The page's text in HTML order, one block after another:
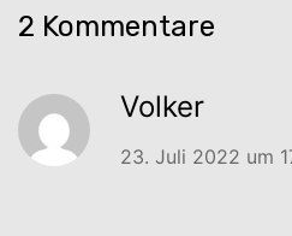
2 Kommentare
Volker
23. Juli 2022 um